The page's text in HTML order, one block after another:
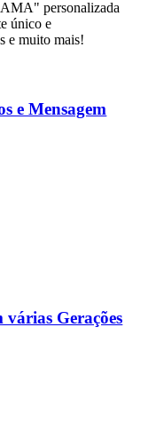
e Mensagem
várias Gerações